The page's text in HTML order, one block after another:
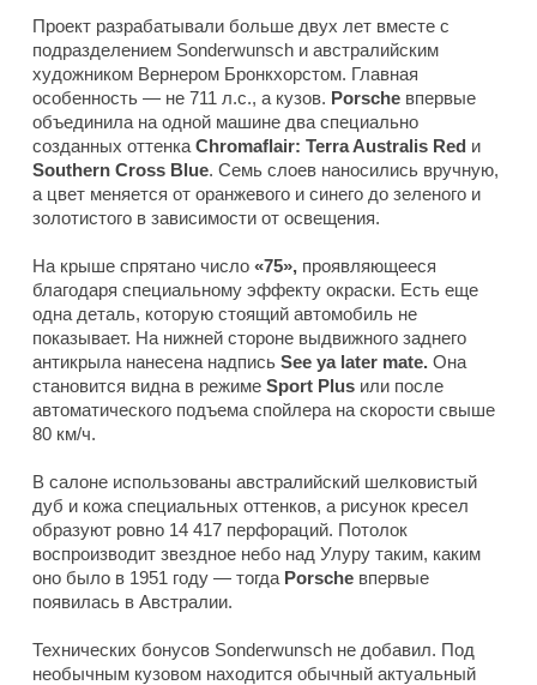
Проект разрабатывали больше двух лет вместе с
подразделением Sonderwunsch и австралийским
художником Вернером Бронкхорстом. Главная
особенность — не 711 л.с., а кузов. Porsche впервые
объединила на одной машине два специально
созданных оттенка Chromaflair: Terra Australis Red и
Southern Cross Blue. Семь слоев наносились вручную,
а цвет меняется от оранжевого и синего до зеленого и
золотистого в зависимости от освещения.
На крыше спрятано число «75», проявляющееся
благодаря специальному эффекту окраски. Есть еще
одна деталь, которую стоящий автомобиль не
показывает. На нижней стороне выдвижного заднего
антикрыла нанесена надпись See ya later mate. Она
становится видна в режиме Sport Plus или после
автоматического подъема спойлера на скорости свыше
80 км/ч.
В салоне использованы австралийский шелковистый
дуб и кожа специальных оттенков, а рисунок кресел
образуют ровно 14 417 перфораций. Потолок
воспроизводит звездное небо над Улуру таким, каким
оно было в 1951 году — тогда Porsche впервые
появилась в Австралии.
Технических бонусов Sonderwunsch не добавил. Под
необычным кузовом находится обычный актуальный